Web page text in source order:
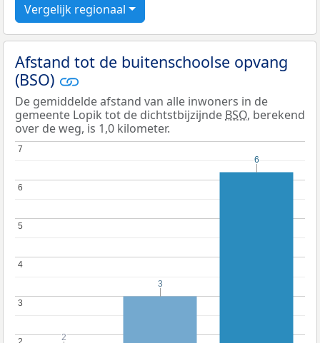
Vergelijk regionaal
Afstand tot de buitenschoolse opvang
(BSO)
De gemiddelde afstand van alle inwoners in de
gemeente Lopik tot de dichtstbijzijnde BSO, berekend
over de weg, is 1,0 kilometer.
3
3
4
4
5
5
6
6
7
7
2
2
3
3
6
6